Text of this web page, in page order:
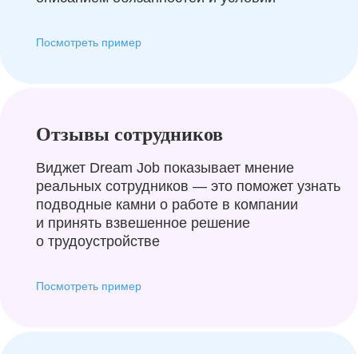
Посмотреть пример
Отзывы сотрудников
Виджет Dream Job показывает мнение
реальных сотрудников — это поможет узнать
подводные камни о работе в компании
и принять взвешенное решение
о трудоустройстве
Посмотреть пример